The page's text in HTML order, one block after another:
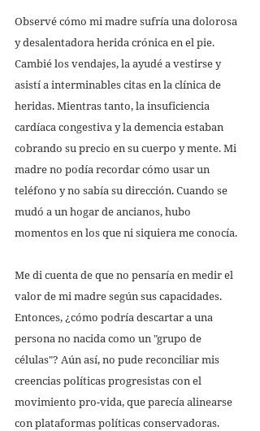
Observé cómo mi madre sufría una dolorosa
y desalentadora herida crónica en el pie.
Cambié los vendajes, la ayudé a vestirse y
asistí a interminables citas en la clínica de
heridas. Mientras tanto, la insuficiencia
cardíaca congestiva y la demencia estaban
cobrando su precio en su cuerpo y mente. Mi
madre no podía recordar cómo usar un
teléfono y no sabía su dirección. Cuando se
mudó a un hogar de ancianos, hubo
momentos en los que ni siquiera me conocía.
Me di cuenta de que no pensaría en medir el
valor de mi madre según sus capacidades.
Entonces, ¿cómo podría descartar a una
persona no nacida como un "grupo de
células"? Aún así, no pude reconciliar mis
creencias políticas progresistas con el
movimiento pro-vida, que parecía alinearse
con plataformas políticas conservadoras.